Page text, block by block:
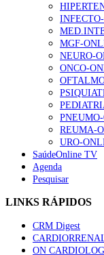
MGF-
NEURO-
ONCO-
REUMA-
URO-
SaúdeOnline TV
Agenda
Pesquisar
LINKS RÁPIDOS
CRM Digest
ON